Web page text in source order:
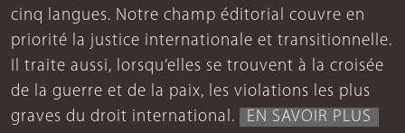
cinq langues. Notre champ éditorial couvre en
priorité la justice internationale et transitionnelle.
Il traite aussi, lorsqu’elles se trouvent à la croisée
de la guerre et de la paix, les violations les plus
graves du droit international.
EN SAVOIR PLUS